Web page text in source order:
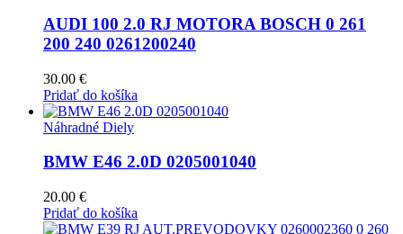
AUDI 100 2.0 RJ MOTORA BOSCH 0 261
200 240 0261200240
30.00 €
Pridať do košíka
Náhradné Diely
BMW E46 2.0D 0205001040
20.00 €
Pridať do košíka